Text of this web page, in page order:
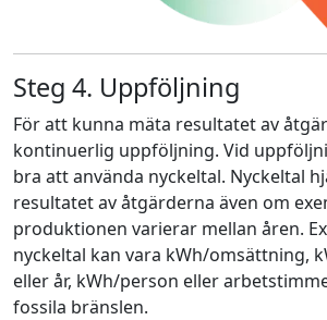
Steg 4. Uppföljning
För att kunna mäta resultatet av
kontinuerlig uppföljning. Vid
bra att använda nyckeltal. Nyckeltal
resultatet av åtgärderna även om
produktionen varierar mellan åren.
nyckeltal kan vara kWh/omsättning,
eller år, kWh/person eller
fossila bränslen.